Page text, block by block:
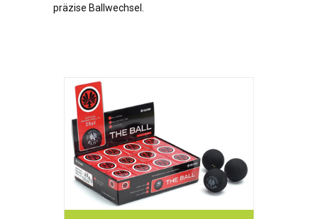
präzise Ballwechsel.